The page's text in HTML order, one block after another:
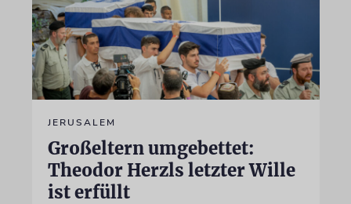
JERUSALEM
Großeltern umgebettet:
Theodor Herzls letzter Wille
ist erfüllt